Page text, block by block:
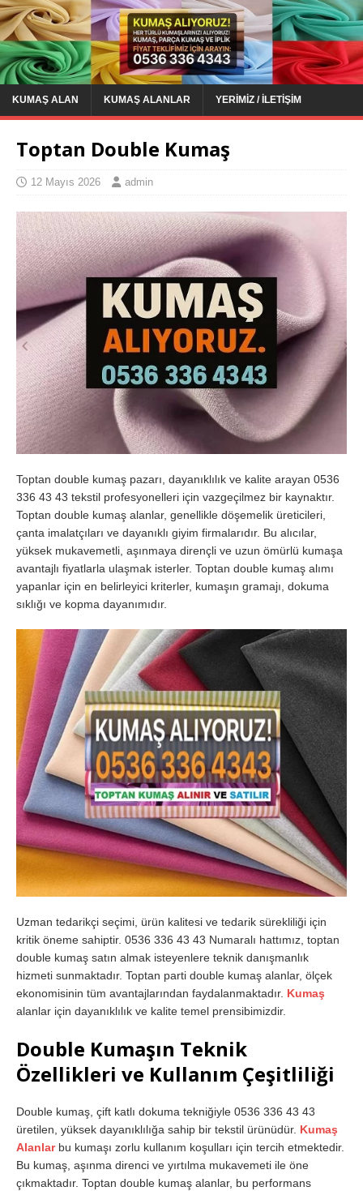
KUMAŞ ALAN KUMAŞ ALANLAR YERIMIZ / İLETIŞIM
Toptan Double Kumaş
12 Mayıs 2026 admin
Toptan double kumaş pazarı, dayanıklılık ve kalite arayan 0536
336 43 43 tekstil profesyonelleri için vazgeçilmez bir kaynaktır.
Toptan double kumaş alanlar, genellikle döşemelik üreticileri,
çanta imalatçıları ve dayanıklı giyim firmalarıdır. Bu alıcılar,
yüksek mukavemetli, aşınmaya dirençli ve uzun ömürlü kumaşa
avantajlı fiyatlarla ulaşmak isterler. Toptan double kumaş alımı
yapanlar için en belirleyici kriterler, kumaşın gramajı, dokuma
sıklığı ve kopma dayanımıdır.
Uzman tedarikçi seçimi, ürün kalitesi ve tedarik sürekliliği için
kritik öneme sahiptir. 0536 336 43 43 Numaralı hattımız, toptan
double kumaş satın almak isteyenlere teknik danışmanlık
hizmeti sunmaktadır. Toptan parti double kumaş alanlar, ölçek
ekonomisinin tüm avantajlarından faydalanmaktadır. Kumaş
alanlar için dayanıklılık ve kalite temel prensibimizdir.
Double Kumaşın Teknik
Özellikleri ve Kullanım Çeşitliliği
Double kumaş, çift katlı dokuma tekniğiyle 0536 336 43 43
üretilen, yüksek dayanıklılığa sahip bir tekstil ürünüdür. Kumaş
Alanlarbu kumaşı zorlu kullanım koşulları için tercih etmektedir.
Bu kumaş, aşınma direnci ve yırtılma mukavemeti ile öne
çıkmaktadır. Toptan double kumaş alanlar, bu performans